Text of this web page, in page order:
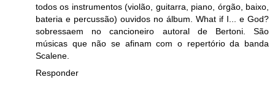
todos os instrumentos (violão, guitarra, piano, órgão, baixo,
bateria e percussão) ouvidos no álbum. What if I... e God?
sobressaem no cancioneiro autoral de Bertoni. São
músicas que não se afinam com o repertório da banda
Scalene.
Responder